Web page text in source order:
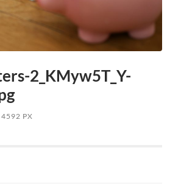
2_KMyw5T_Y-
4592 PX